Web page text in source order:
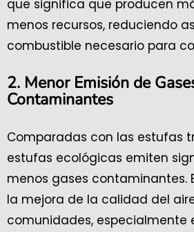
que significa que producen
menos recursos, reduciendo
combustible necesario para
2. Menor Emisión de
Contaminantes
Comparadas con las estufas
estufas ecológicas emiten
menos gases contaminantes.
la mejora de la calidad del
comunidades, especialmente